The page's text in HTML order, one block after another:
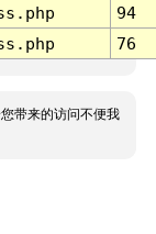
94
76
带来的访问不便我